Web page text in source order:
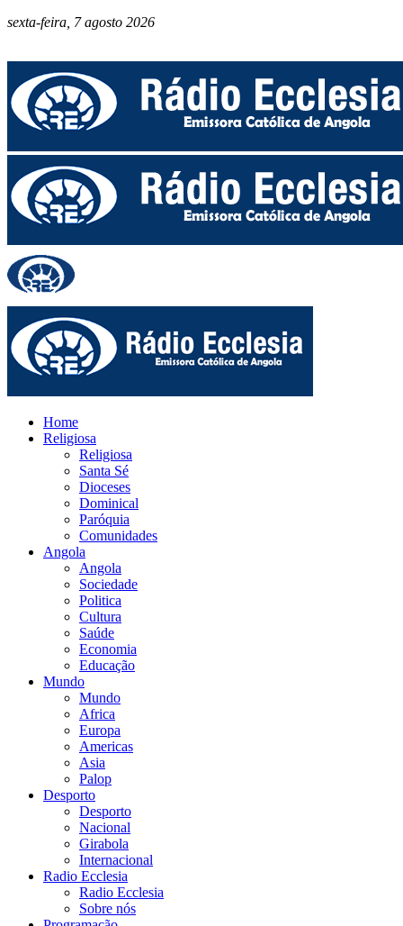
sexta-feira, 7 agosto 2026
Home
Religiosa
Religiosa
Santa Sé
Dioceses
Dominical
Paróquia
Comunidades
Angola
Angola
Sociedade
Politica
Cultura
Saúde
Economia
Educação
Mundo
Mundo
Africa
Europa
Americas
Asia
Palop
Desporto
Desporto
Nacional
Girabola
Internacional
Radio Ecclesia
Radio Ecclesia
Sobre nós